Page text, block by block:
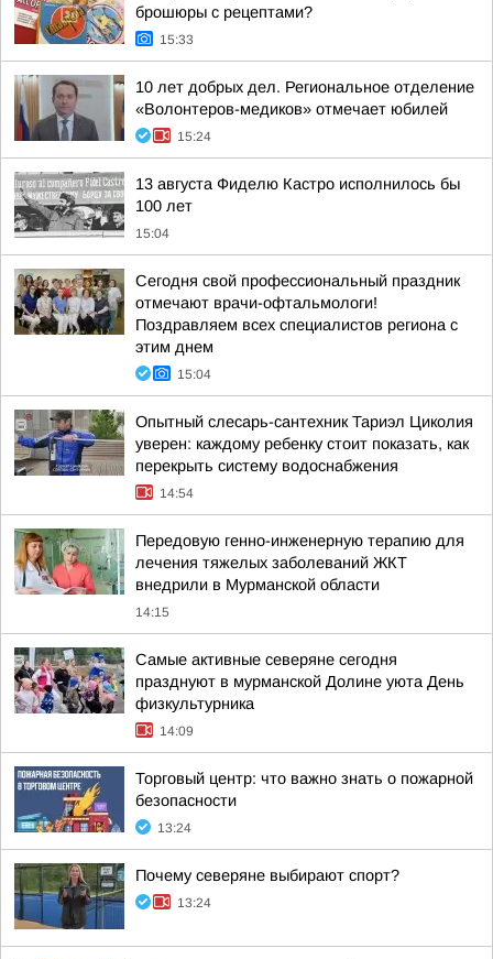
брошюры с рецептами?
15:33
10 лет добрых дел. Региональное отделение
«Волонтеров-медиков» отмечает юбилей
15:24
13 августа Фиделю Кастро исполнилось бы
100 лет
15:04
Сегодня свой профессиональный праздник
отмечают врачи-офтальмологи!
Поздравляем всех специалистов региона с
этим днем
15:04
Опытный слесарь-сантехник Тариэл Циколия
уверен: каждому ребенку стоит показать, как
перекрыть систему водоснабжения
14:54
Передовую генно-инженерную терапию для
лечения тяжелых заболеваний ЖКТ
внедрили в Мурманской области
14:15
Самые активные северяне сегодня
празднуют в мурманской Долине уюта День
физкультурника
14:09
Торговый центр: что важно знать о пожарной
безопасности
13:24
Почему северяне выбирают спорт?
13:24